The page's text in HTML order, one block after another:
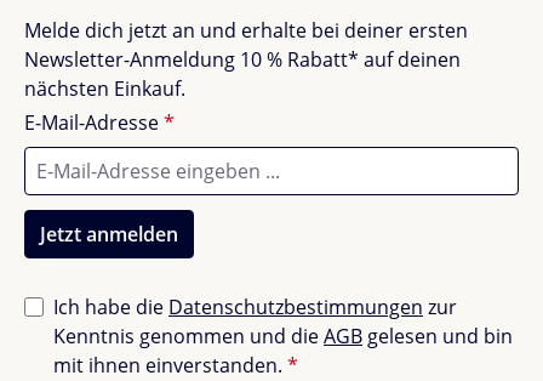
Melde dich jetzt an und erhalte bei deiner ersten
Newsletter-Anmeldung 10 % Rabatt* auf deinen
nächsten Einkauf.
E-Mail-Adresse*
Jetzt anmelden
Ich habe die Datenschutzbestimmungen zur
Kenntnis genommen und dieAGB gelesen und bin
mit ihnen einverstanden. *